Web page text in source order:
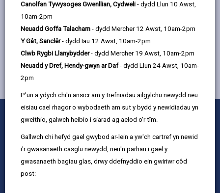
Canolfan Tywysoges Gwenllian, Cydweli - dydd Llun 10 Awst,
10am-2pm
Neuadd Goffa Talacharn - dydd Mercher 12 Awst, 10am-2pm
Y Gât, Sanclêr- dydd Iau 12 Awst, 10am-2pm
Clwb Rygbi Llanybydder- dydd Mercher 19 Awst, 10am-2pm
Neuadd y Dref, Hendy-gwyn ar Daf- dydd Llun 24 Awst, 10am-
2pm
P'un a ydych chi'n ansicr am y trefniadau ailgylchu newydd neu
eisiau cael rhagor o wybodaeth am sut y bydd y newidiadau yn
gweithio, galwch heibio i siarad ag aelod o'r tîm.
Gallwch chi hefyd gael gwybod ar-lein a yw'ch cartref yn newid
i'r gwasanaeth casglu newydd, neu'n parhau i gael y
gwasanaeth bagiau glas, drwy ddefnyddio ein gwiriwr côd
post:
MWY YNGHYLCH GWASANAETHAU I BLANT A
THEULUOEDD
Rhowch sgôr
0
Stars
1
Star
2
Stars
3
Stars
4
Stars
5
StarsRATING
Cysylltu â ni
Swyddi a Gyrfaoedd